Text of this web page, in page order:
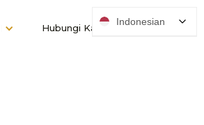
Hubungi Kami
Indonesian